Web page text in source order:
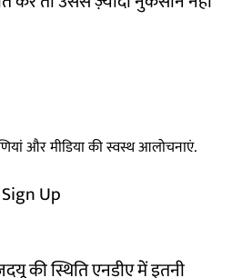
और मीडिया की स्वस्थ आलोचनाएं.
Sign Up
की स्थिति एनडीए में इतनी